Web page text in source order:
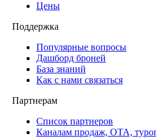
Цены
Поддержка
Популярные вопросы
Дашборд броней
База знаний
Как с нами связаться
Партнерам
Список партнеров
Каналам продаж, ОТА,